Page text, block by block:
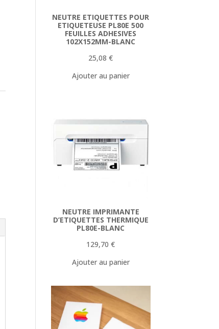
NEUTRE ETIQUETTES POUR
ETIQUETEUSE PL80E 500
FEUILLES ADHESIVES
102X152MM-BLANC
25,08€
Ajouter au panier
NEUTRE IMPRIMANTE
D’ETIQUETTES THERMIQUE
PL80E-BLANC
129,70€
Ajouter au panier